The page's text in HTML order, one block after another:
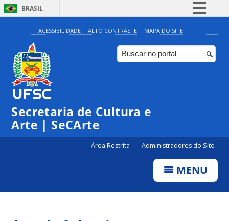
BRASIL
Simplifique!
Comunica BR
Participe
ACESSIBILIDADE ALTO CONTRASTE MAPA DO SITE
Secretaria de Cultura e
Arte | SeCArte
Área Restrita Administradores do Site
MENU